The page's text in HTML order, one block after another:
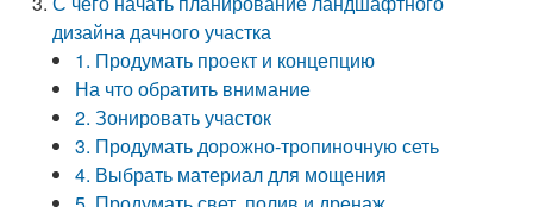
дизайна дачного участка
1. Продумать проект и концепцию
На что обратить внимание
2. Зонировать участок
3. Продумать дорожно-тропиночную сеть
4. Выбрать материал для мощения